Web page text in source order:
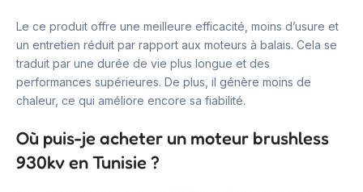
Le ce produit offre une meilleure efficacité, moins d’usure et
un entretien réduit par rapport aux moteurs à balais. Cela se
traduit par une durée de vie plus longue et des
performances supérieures. De plus, il génère moins de
chaleur, ce qui améliore encore sa fiabilité.
Où puis-je acheter un moteur brushless
930kv en Tunisie ?